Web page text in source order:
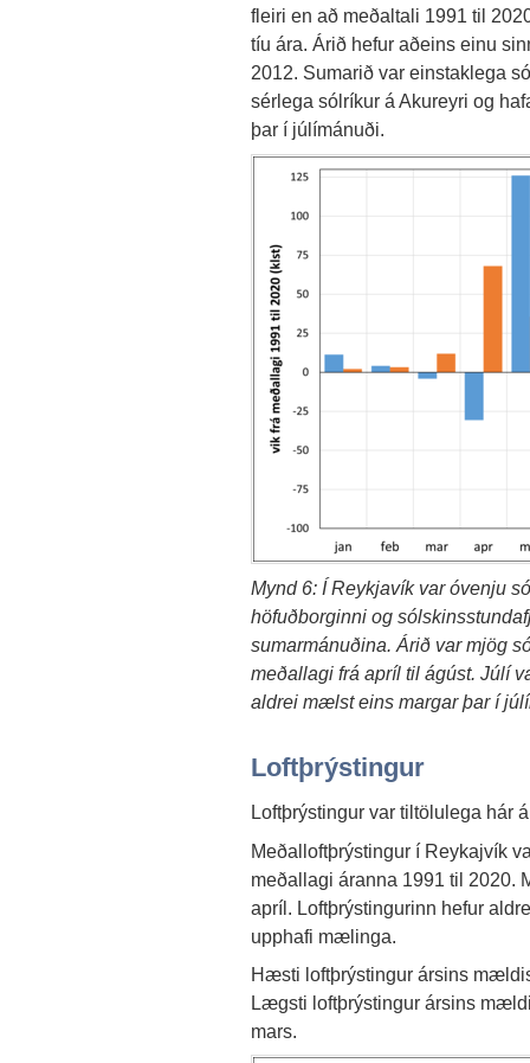
fleiri en að meðaltali 1991 til
tíu ára. Árið hefur aðeins einu
2012. Sumarið var einstaklega
sérlega sólríkur á Akureyri og
þar í júlímánuði.
Mynd 6: Í Reykjavík var óvenju
höfuðborginni og
sumarmánuðina. Árið var mjög
meðallagi frá apríl til ágúst. Júlí
aldrei mælst eins margar þar í
Loftþrýstingur
Loftþrýstingur var tiltölulega hár
Meðalloftþrýstingur í Reykajvík
meðallagi áranna 1991 til 2020.
apríl. Loftþrýstingurinn hefur
upphafi mælinga.
Hæsti loftþrýstingur ársins
Lægsti loftþrýstingur ársins
mars.